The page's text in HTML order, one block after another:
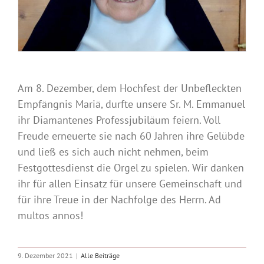
Am 8. Dezember, dem Hochfest der Unbefleckten
Empfängnis Mariä, durfte unsere Sr. M. Emmanuel
ihr Diamantenes Professjubiläum feiern. Voll
Freude erneuerte sie nach 60 Jahren ihre Gelübde
und ließ es sich auch nicht nehmen, beim
Festgottesdienst die Orgel zu spielen. Wir danken
ihr für allen Einsatz für unsere Gemeinschaft und
für ihre Treue in der Nachfolge des Herrn. Ad
multos annos!
9. Dezember 2021 | Alle Beiträge